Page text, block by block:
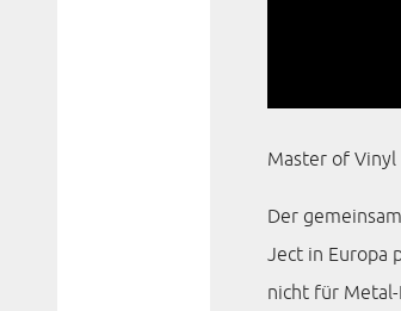
Master of Vinyl
Der
Ject in Europa
nicht für Metal-